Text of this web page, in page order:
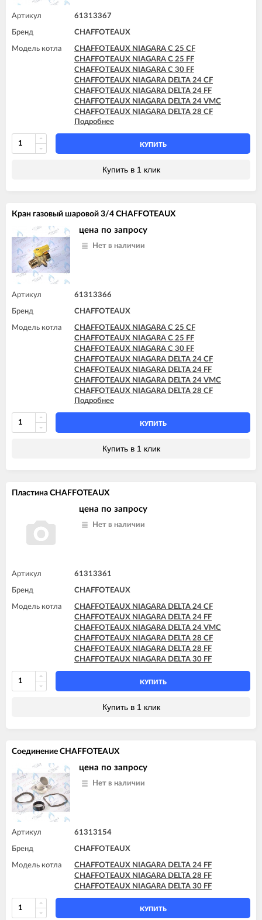
Артикул 61313367
Бренд CHAFFOTEAUX
Модель котла
CHAFFOTEAUX NIAGARA C 25 CF
CHAFFOTEAUX NIAGARA C 25 FF
CHAFFOTEAUX NIAGARA C 30 FF
CHAFFOTEAUX NIAGARA DELTA 24 CF
CHAFFOTEAUX NIAGARA DELTA 24 FF
CHAFFOTEAUX NIAGARA DELTA 24 VMC
CHAFFOTEAUX NIAGARA DELTA 28 CF
CHAFFOTEAUX NIAGARA DELTA 28 FF
CHAFFOTEAUX NIAGARA DELTA 30 FF
Подробнее
КУПИТЬ
Купить в 1 клик
Кран газовый шаровой 3/4 CHAFFOTEAUX
цена по запросу
Нет в наличии
Артикул 61313366
Бренд CHAFFOTEAUX
Модель котла
CHAFFOTEAUX NIAGARA C 25 CF
CHAFFOTEAUX NIAGARA C 25 FF
CHAFFOTEAUX NIAGARA C 30 FF
CHAFFOTEAUX NIAGARA DELTA 24 CF
CHAFFOTEAUX NIAGARA DELTA 24 FF
CHAFFOTEAUX NIAGARA DELTA 24 VMC
CHAFFOTEAUX NIAGARA DELTA 28 CF
CHAFFOTEAUX NIAGARA DELTA 28 FF
CHAFFOTEAUX NIAGARA DELTA 30 FF
Подробнее
КУПИТЬ
Купить в 1 клик
Пластина CHAFFOTEAUX
цена по запросу
Нет в наличии
Артикул 61313361
Бренд CHAFFOTEAUX
Модель котла
CHAFFOTEAUX NIAGARA DELTA 24 CF
CHAFFOTEAUX NIAGARA DELTA 24 FF
CHAFFOTEAUX NIAGARA DELTA 24 VMC
CHAFFOTEAUX NIAGARA DELTA 28 CF
CHAFFOTEAUX NIAGARA DELTA 28 FF
CHAFFOTEAUX NIAGARA DELTA 30 FF
КУПИТЬ
Купить в 1 клик
Соединение CHAFFOTEAUX
цена по запросу
Нет в наличии
Артикул 61313154
Бренд CHAFFOTEAUX
Модель котла
CHAFFOTEAUX NIAGARA DELTA 24 FF
CHAFFOTEAUX NIAGARA DELTA 28 FF
CHAFFOTEAUX NIAGARA DELTA 30 FF
КУПИТЬ